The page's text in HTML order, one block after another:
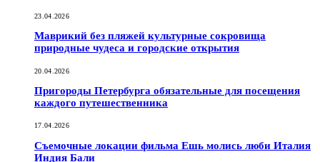
23.04.2026
Маврикий без пляжей культурные сокровища
природные чудеса и городские открытия
20.04.2026
Пригороды Петербурга обязательные для посещения
каждого путешественника
17.04.2026
Съемочные локации фильма Ешь молись люби Италия
Индия Бали